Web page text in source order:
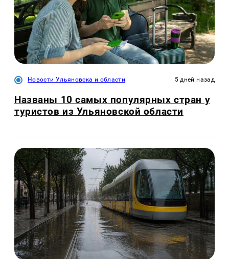
Новости Ульяновска и области 5 дней назад
Названы 10 самых популярных стран у
туристов из Ульяновской области